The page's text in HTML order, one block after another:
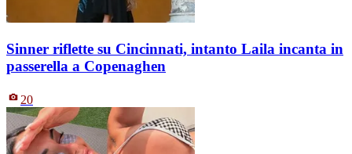
Sinner riflette su Cincinnati, intanto Laila incanta in
passerella a Copenaghen
20